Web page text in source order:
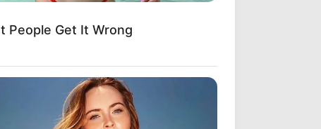
People Get It Wrong